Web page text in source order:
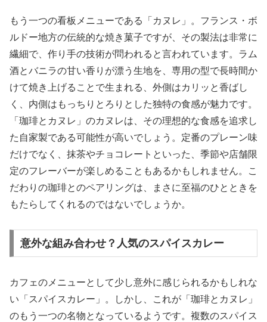
もう一つの看板メニューである「カヌレ」。フランス・ボ
ルドー地方の伝統的な焼き菓子ですが、その製法は非常に
繊細で、作り手の技術が問われると言われています。ラム
酒とバニラの甘い香りが漂う生地を、専用の型で長時間か
けて焼き上げることで生まれる、外側はカリッと香ばし
く、内側はもっちりとろりとした独特の食感が魅力です。
「珈琲とカヌレ」のカヌレは、その理想的な食感を追求し
た自家製である可能性が高いでしょう。定番のプレーン味
だけでなく、抹茶やチョコレートといった、季節や店舗限
定のフレーバーが楽しめることもあるかもしれません。こ
だわりの珈琲とのペアリングは、まさに至福のひとときを
もたらしてくれるのではないでしょうか。
意外な組み合わせ？人気のスパイスカレー
カフェのメニューとして少し意外に感じられるかもしれな
い「スパイスカレー」。しかし、これが「珈琲とカヌレ」
のもう一つの名物となっているようです。複数のスパイス